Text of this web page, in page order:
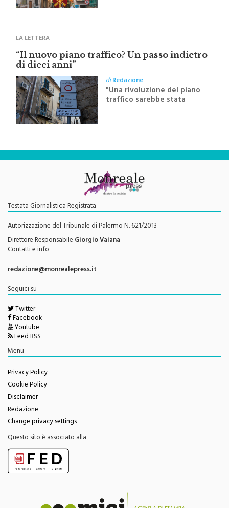
“Il nuovo piano traffico? Un passo indietro
di dieci anni”
"Una rivoluzione del piano
traffico sarebbe stata
efficace se preceduta da
una rivoluzione culturale"
Testata Giornalistica Registrata
Autorizzazione del Tribunale di Palermo N. 621/2013
Direttore ResponsabileGiorgio Vaiana
Contatti e info
redazione@monrealepress.it
Twitter
Facebook
Youtube
Feed RSS
Menu
Privacy Policy
Cookie Policy
Disclaimer
Redazione
Change privacy settings
Questo sito è associato alla